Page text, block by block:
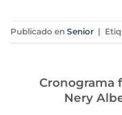
Publicado en Senior
Cronograma
Nery